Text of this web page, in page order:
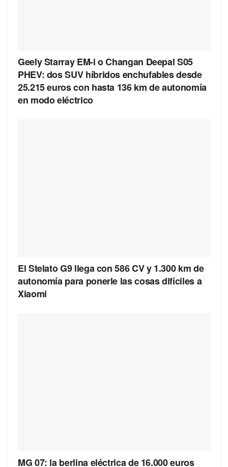
Geely Starray EM-i o Changan Deepal S05
PHEV: dos SUV híbridos enchufables desde
25.215 euros con hasta 136 km de autonomía
en modo eléctrico
El Stelato G9 llega con 586 CV y 1.300 km de
autonomía para ponerle las cosas difíciles a
Xiaomi
MG 07: la berlina eléctrica de 16.000 euros